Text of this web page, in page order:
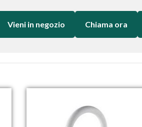
Vieni in negozio Chiama ora